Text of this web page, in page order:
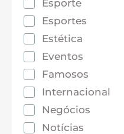
Esporte
Esportes
Estética
Eventos
Famosos
Internacional
Negócios
Notícias